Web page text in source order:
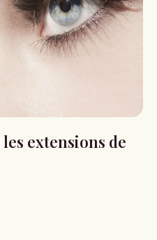
extensions de